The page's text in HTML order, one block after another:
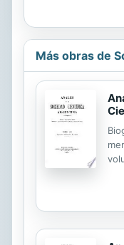
Más obras de